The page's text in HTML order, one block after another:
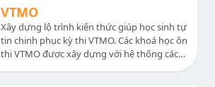
thống các đề thi thử và chữa đề thi các năm,
chữa bộ đề ôn tập.
VTMO
Xây dựng lộ trình kiến thức giúp học sinh tự
tin chinh phục kỳ thi VTMO. Các khoá học ôn
thi VTMO được xây dựng với hệ thống các
chuyên đề nâng cao sát với đề thi, bài giảng